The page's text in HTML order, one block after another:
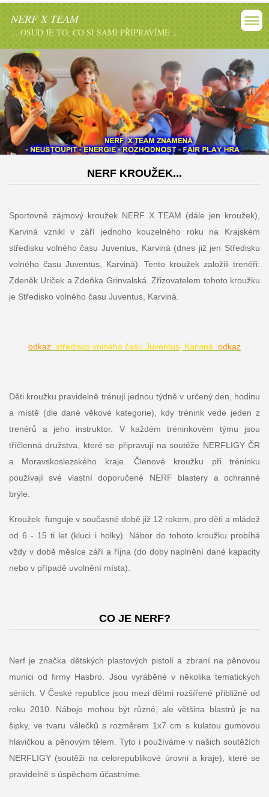
NERF X TEAM
... OSUD JE TO, CO SI SAMI PŘIPRAVÍME ...
NERF KROUŽEK...
Sportovně zájmový kroužek NERF X TEAM (dále jen kroužek),
Karviná vznikl v září jednoho kouzelného roku na Krajském
středisku volného času Juventus, Karviná (dnes již jen Středisku
volného času Juventus, Karviná). Tento kroužek založili trenéři:
Zdeněk Uriček a Zdeňka Grinvalská. Zřizovatelem tohoto kroužku
je Středisko volného času Juventus, Karviná.
odkaz: středisko volného času Juventus, Karviná :odkaz
Děti kroužku pravidelně trénují jednou týdně v určený den, hodinu
a místě (dle dané věkové kategorie), kdy trénink vede jeden z
trenérů a jeho instruktor. V každém tréninkovém týmu jsou
tříčlenná družstva, které se připravují na soutěže NERFLIGY ČR
a Moravskoslezského kraje. Členové kroužku při tréninku
používají své vlastní doporučené NERF blastery a ochranné
brýle.
Kroužek funguje v současné době již 12 rokem, pro děti a mládež
od 6 - 15 ti let (kluci i holky). Nábor do tohoto kroužku probíhá
vždy v době měsíce září a října (do doby naplnění dané kapacity
nebo v případě uvolnění místa).
CO JE NERF?
Nerf je značka dětských plastových pistolí a zbraní na pěnovou
munici od firmy Hasbro. Jsou vyráběné v několika tematických
sériích. V České republice jsou mezi dětmi rozšířené přibližně od
roku 2010. Náboje mohou být různé, ale většina blastrů je na
šipky, ve tvaru válečků s rozměrem 1x7 cm s kulatou gumovou
hlavičkou a pěnovým tělem. Tyto i používáme v našich soutěžích
NERFLIGY (soutěži na celorepublikové úrovni a kraje), které se
pravidelně s úspěchem účastníme.